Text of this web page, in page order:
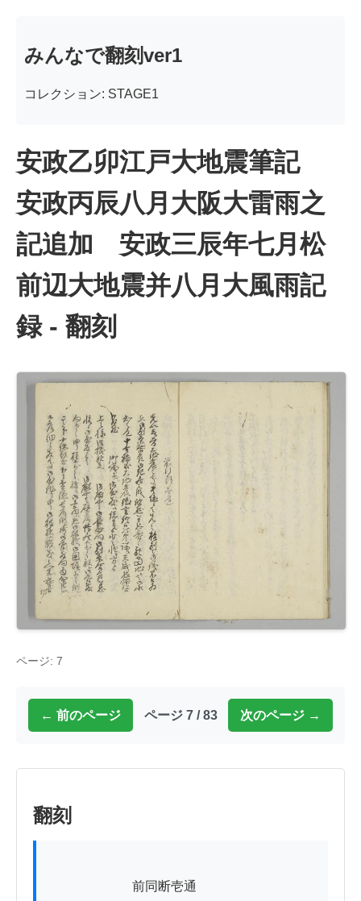
みんなで翻刻ver1
コレクション: STAGE1
安政乙卯江戸大地震筆記
安政丙辰八月大阪大雷雨之
記追加 安政三辰年七月松
前辺大地震并八月大風雨記
録 - 翻刻
ページ: 7
← 前のページ ページ 7 / 83 次のページ →
翻刻